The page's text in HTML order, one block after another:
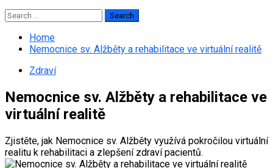
Search
for:
Home
Nemocnice sv. Alžběty a rehabilitace ve virtuální realitě
Zdraví
Nemocnice sv. Alžběty a rehabilitace ve
virtuální realitě
Zjistěte, jak Nemocnice sv. Alžběty využívá pokročilou virtuální
realitu k rehabilitaci a zlepšení zdraví pacientů.